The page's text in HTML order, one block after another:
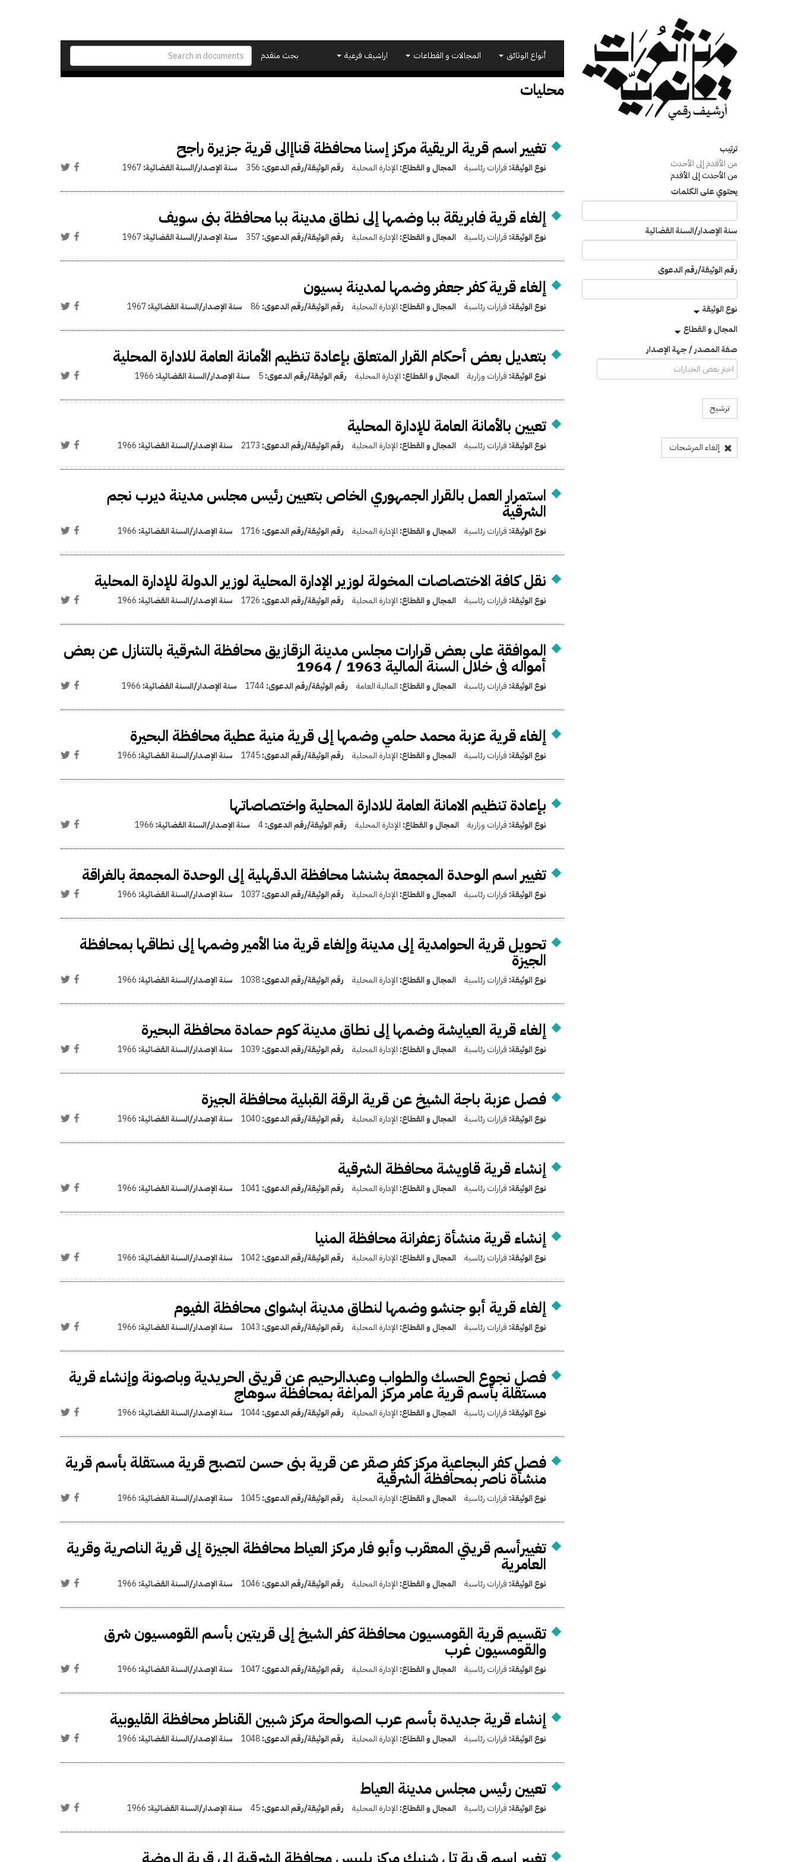
بحث متقدم
أنواع الوثائق المجالات و القطاعات اراشيف فرعية
محليات
ترتيب
من الأقدم إلى الأحدث
من الأحدث إلى الأقدم
يحتوي على الكلمات
سنة الإصدار/السنة القضائية
رقم الوثيقة/رقم الدعوى
نوع الوثيقة
المجال و القطاع
صفة المصدر / جهة الإصدار
ترشيح
إلغاء المرشحات
تغيير اسم قرية الريقية مركز إسنا محافظة قناإالى قرية جزيرة راجح
نوع الوثيقة: قرارات رئاسية المجال و القطاع: الإدارة المحلية رقم الوثيقة/رقم الدعوى: 356 سنة الإصدار/السنة القضائية:1967
إلغاء قرية فابريقة ببا وضمها إلى نطاق مدينة ببا محافظة بنى سويف
نوع الوثيقة: قرارات رئاسية المجال و القطاع: الإدارة المحلية رقم الوثيقة/رقم الدعوى:357 سنة الإصدار/السنة القضائية:1967
إلغاء قرية كفر جعفر وضمها لمدينة بسيون
نوع الوثيقة: قرارات رئاسية المجال و القطاع: الإدارة المحلية رقم الوثيقة/رقم الدعوى: 86 سنة الإصدار/السنة القضائية:1967
بتعديل بعض أحكام القرار المتعلق بإعادة تنظيم الأمانة العامة للادارة المحلية
نوع الوثيقة: قرارات وزارية المجال و القطاع: الإدارة المحلية رقم الوثيقة/رقم الدعوى:5 سنة الإصدار/السنة القضائية: 1966
تعيين بالأمانة العامة للإدارة المحلية
نوع الوثيقة: قرارات رئاسية المجال و القطاع: الإدارة المحلية رقم الوثيقة/رقم الدعوى: 2173 سنة الإصدار/السنة القضائية: 1966
استمرار العمل بالقرار الجمهوري الخاص بتعيين رئيس مجلس مدينة ديرب نجم
الشرقية
نوع الوثيقة: قرارات رئاسية المجال و القطاع: الإدارة المحلية رقم الوثيقة/رقم الدعوى: 1716 سنة الإصدار/السنة القضائية: 1966
نقل كافة الاختصاصات المخولة لوزير الإدارة المحلية لوزير الدولة للإدارة المحلية
نوع الوثيقة: قرارات رئاسية المجال و القطاع: الإدارة المحلية رقم الوثيقة/رقم الدعوى: 1726 سنة الإصدار/السنة القضائية: 1966
الموافقة على بعض قرارات مجلس مدينة الزقازيق محافظة الشرقية بالتنازل عن بعض
أمواله فى خلال السنة المالية 1963 / 1964
نوع الوثيقة: قرارات رئاسية المجال و القطاع: المالية العامة رقم الوثيقة/رقم الدعوى:1744 سنة الإصدار/السنة القضائية: 1966
إلغاء قرية عزبة محمد حلمي وضمها إلى قرية منية عطية محافظة البحيرة
نوع الوثيقة: قرارات رئاسية المجال و القطاع: الإدارة المحلية رقم الوثيقة/رقم الدعوى:1745 سنة الإصدار/السنة القضائية: 1966
بإعادة تنظيم الامانة العامة للادارة المحلية واختصاصاتها
نوع الوثيقة: قرارات وزارية المجال و القطاع: الإدارة المحلية رقم الوثيقة/رقم الدعوى:4 سنة الإصدار/السنة القضائية: 1966
تغيير اسم الوحدة المجمعة بشنشا محافظة الدقهلية إلى الوحدة المجمعة بالغراقة
نوع الوثيقة: قرارات رئاسية المجال و القطاع: الإدارة المحلية رقم الوثيقة/رقم الدعوى:1037 سنة الإصدار/السنة القضائية: 1966
تحويل قرية الحوامدية إلى مدينة وإلغاء قرية منا الأمير وضمها إلى نطاقها بمحافظة
الجيزة
نوع الوثيقة: قرارات رئاسية المجال و القطاع: الإدارة المحلية رقم الوثيقة/رقم الدعوى:1038 سنة الإصدار/السنة القضائية: 1966
إلغاء قرية العيايشة وضمها إلى نطاق مدينة كوم حمادة محافظة البحيرة
نوع الوثيقة: قرارات رئاسية المجال و القطاع: الإدارة المحلية رقم الوثيقة/رقم الدعوى: 1039 سنة الإصدار/السنة القضائية: 1966
فصل عزبة باجة الشيخ عن قرية الرقة القبلية محافظة الجيزة
نوع الوثيقة: قرارات رئاسية المجال و القطاع: الإدارة المحلية رقم الوثيقة/رقم الدعوى:1040 سنة الإصدار/السنة القضائية: 1966
إنشاء قرية قاويشة محافظة الشرقية
نوع الوثيقة: قرارات رئاسية المجال و القطاع: الإدارة المحلية رقم الوثيقة/رقم الدعوى: 1041 سنة الإصدار/السنة القضائية: 1966
إنشاء قرية منشأة زعفرانة محافظة المنيا
نوع الوثيقة: قرارات رئاسية المجال و القطاع: الإدارة المحلية رقم الوثيقة/رقم الدعوى: 1042 سنة الإصدار/السنة القضائية: 1966
إلغاء قرية أبو جنشو وضمها لنطاق مدينة ابشواى محافظة الفيوم
نوع الوثيقة: قرارات رئاسية المجال و القطاع: الإدارة المحلية رقم الوثيقة/رقم الدعوى: 1043 سنة الإصدار/السنة القضائية: 1966
فصل نجوع الحسك والطواب وعبدالرحيم عن قريتى الحريدية وباصونة وإنشاء قرية
مستقلة بأسم قرية عامر مركز المراغة بمحافظة سوهاج
نوع الوثيقة: قرارات رئاسية المجال و القطاع: الإدارة المحلية رقم الوثيقة/رقم الدعوى:1044 سنة الإصدار/السنة القضائية: 1966
فصل كفر البجاعية مركز كفر صقر عن قرية بنى حسن لتصبح قرية مستقلة بأسم قرية
منشأة ناصر بمحافظة الشرقية
نوع الوثيقة: قرارات رئاسية المجال و القطاع: الإدارة المحلية رقم الوثيقة/رقم الدعوى:1045 سنة الإصدار/السنة القضائية: 1966
تغييرأسم قريتي المعقرب وأبو فار مركز العياط محافظة الجيزة إلى قرية الناصرية وقرية
العامرية
نوع الوثيقة: قرارات رئاسية المجال و القطاع: الإدارة المحلية رقم الوثيقة/رقم الدعوى: 1046 سنة الإصدار/السنة القضائية: 1966
تقسيم قرية القومسيون محافظة كفر الشيخ إلى قريتين بأسم القومسيون شرق
والقومسيون غرب
نوع الوثيقة: قرارات رئاسية المجال و القطاع: الإدارة المحلية رقم الوثيقة/رقم الدعوى:1047 سنة الإصدار/السنة القضائية: 1966
إنشاء قرية جديدة بأسم عرب الصوالحة مركز شبين القناطر محافظة القليوبية
نوع الوثيقة: قرارات رئاسية المجال و القطاع: الإدارة المحلية رقم الوثيقة/رقم الدعوى:1048 سنة الإصدار/السنة القضائية: 1966
تعيين رئيس مجلس مدينة العياط
نوع الوثيقة: قرارات رئاسية المجال و القطاع: الإدارة المحلية رقم الوثيقة/رقم الدعوى:45 سنة الإصدار/السنة القضائية: 1966